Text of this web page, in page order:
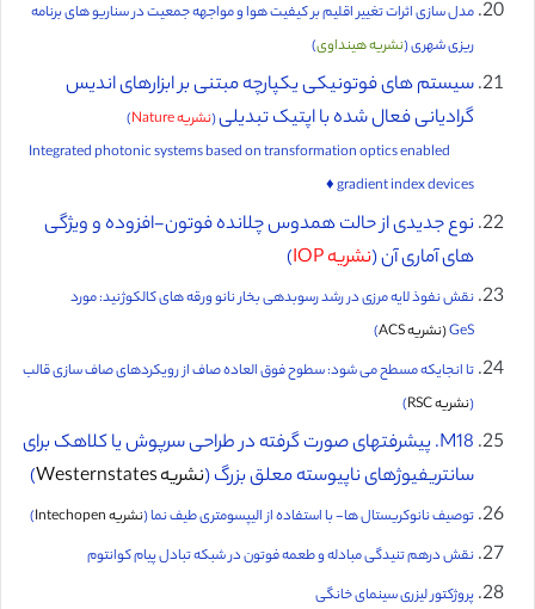
مدل سازی اثرات تغییر اقلیم بر کیفیت هوا و مواجهه جمعیت در سناریو های برنامه
ریزی شهری (نشریه هینداوی)
سیستم های فوتونیکی یکپارچه مبتنی بر ابزارهای اندیس
گرادیانی فعال شده با اپتیک تبدیلی(نشریه Nature
)
Integrated photonic systems based on transformation optics enabled
gradient index devices ♦️
نوع جدیدی از حالت همدوس چلانده فوتون-افزوده و ویژگی
های آماری آن (نشریه IOP )
نقش نفوذ لایه مرزی در رشد رسوبدهی بخار نانو ورقه های کالکوژنید: مورد
GeS(نشریه ACS
)
تا انجایکه مسطح می شود: سطوح فوق العاده صاف از رویکردهای صاف سازی قالب
(نشریه RSC )
M18. پیشرفتهای صورت گرفته در طراحی سرپوش یا کلاهک برای
سانتریفیوژهای ناپیوسته معلق بزرگ (نشریه Westernstates )
توصیف نانوکریستال ها- با استفاده از الیپسومتری طیف نما (نشریه Intechopen
)
نقش درهم تنیدگی مبادله و طعمه فوتون در شبکه تبادل پیام کوانتوم
پروژکتور لیزری سینمای خانگی